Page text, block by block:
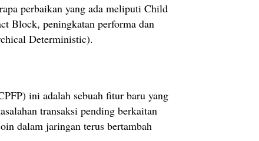
perbaikan yang ada meliputi Child
Block, peningkatan performa dan
Deterministic).
ini adalah sebuah fitur baru yang
transaksi pending berkaitan
dalam jaringan terus bertambah